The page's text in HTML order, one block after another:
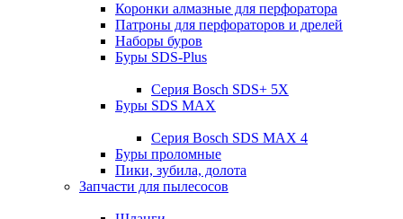
Коронки алмазные для перфоратора
Патроны для перфораторов и дрелей
Наборы буров
Буры SDS-Plus
Серия Bosch SDS+ 5X
Буры SDS MAX
Серия Bosch SDS MAX 4
Буры проломные
Пики, зубила, долота
Запчасти для пылесосов